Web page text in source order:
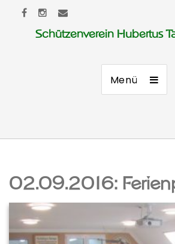
Schützenverein Hubertus
Menü
02.09.2016: